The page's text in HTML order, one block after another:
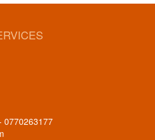
0770263177